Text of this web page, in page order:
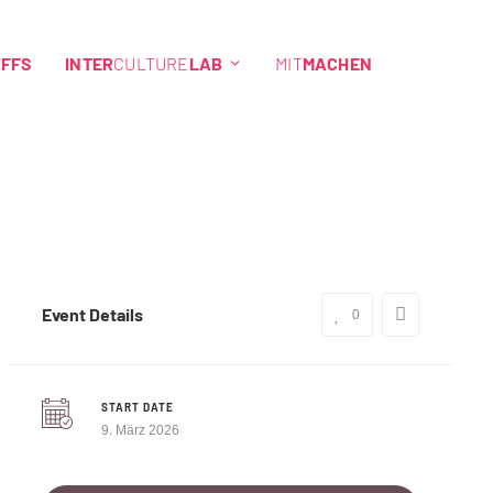
INTERCULTURELAB MITMACHEN
Event Details 0
START DATE
9. März 2026